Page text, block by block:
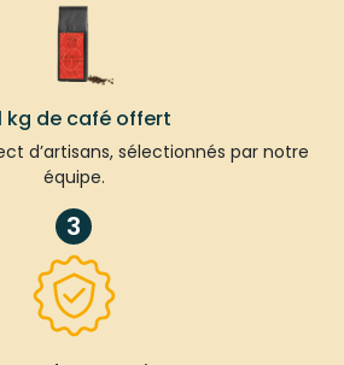
kg de café offert
d’artisans, sélectionnés par notre
équipe.
3